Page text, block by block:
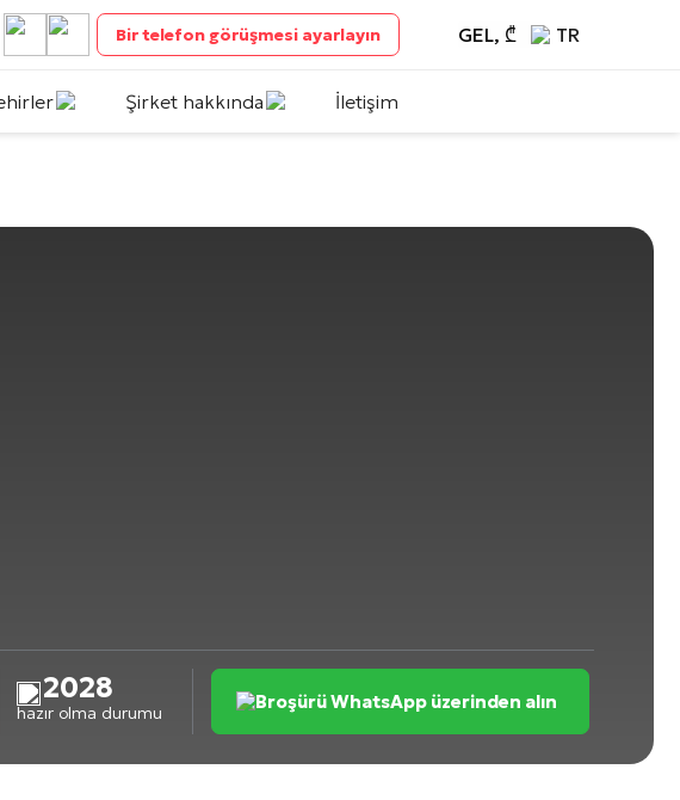
Bir telefon görüşmesi ayarlayın GEL, ₾ TR
Şirket hakkında İletişim
2028
hazır olma durumu Broşürü WhatsApp üzerinden alın